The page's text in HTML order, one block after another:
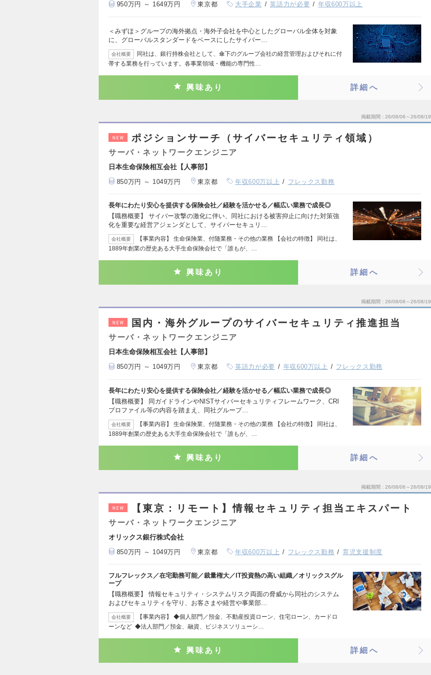
950万円 ～ 1649万円 東京都 大手企業 英語力が必要 年収600万以上
＜みずほ＞グループの海外拠点・海外子会社を中心としたグローバル全体を対象
に、グローバルスタンダードをベースにしたサイバー…
会社概要
同社は、銀行持株会社として、傘下のグループ会社の経営管理およびそれに付
帯する業務を行っています。各事業領域・機能の専門性…
興味あり 詳細へ
掲載期間 26/08/06～26/08/19
NEW ポジションサーチ（サイバーセキュリティ領域）
サーバ・ネットワークエンジニア
日本生命保険相互会社【人事部】
850万円 ～ 1049万円 東京都 年収600万以上 フレックス勤務
長年にわたり安心を提供する保険会社／経験を活かせる／幅広い業務で成長◎
【職務概要】 サイバー攻撃の激化に伴い、同社における被害抑止に向けた対策強
化を重要な経営アジェンダとして、サイバーセキュリ…
会社概要
【事業内容】 生命保険業、付随業務・その他の業務 【会社の特徴】 同社は、
1889年創業の歴史ある大手生命保険会社で「誰もが、…
興味あり 詳細へ
掲載期間 26/08/06～26/08/19
NEW 国内・海外グループのサイバーセキュリティ推進担当
サーバ・ネットワークエンジニア
日本生命保険相互会社【人事部】
850万円 ～ 1049万円 東京都 英語力が必要 年収600万以上 フレックス勤務
長年にわたり安心を提供する保険会社／経験を活かせる／幅広い業務で成長◎
【職務概要】 同ガイドラインやNISTサイバーセキュリティフレームワーク、CRI
プロファイル等の内容を踏まえ、同社グループ…
会社概要
【事業内容】 生命保険業、付随業務・その他の業務 【会社の特徴】 同社は、
1889年創業の歴史ある大手生命保険会社で「誰もが、…
興味あり 詳細へ
掲載期間 26/08/06～26/08/19
NEW 【東京：リモート】情報セキュリティ担当エキスパート
サーバ・ネットワークエンジニア
オリックス銀行株式会社
850万円 ～ 1049万円 東京都 年収600万以上 フレックス勤務 育児支援制度
フルフレックス／在宅勤務可能／裁量権大／IT投資熱の高い組織／オリックスグル
ープ
【職務概要】 情報セキュリティ・システムリスク両面の脅威から同社のシステム
およびセキュリティを守り、お客さまや経営や事業部…
会社概要
【事業内容】 ◆個人部門／預金、不動産投資ローン、住宅ローン、カードロ
ーンなど ◆法人部門／預金、融資、ビジネスソリューシ…
興味あり 詳細へ